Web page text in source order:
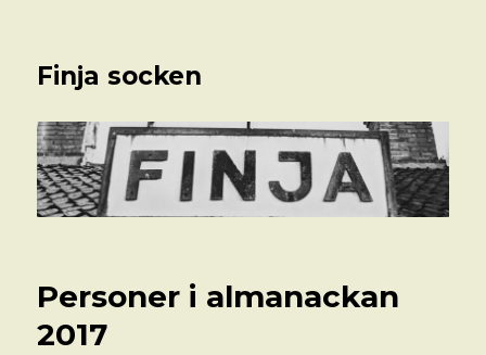
Finja socken
Personer i almanackan
2017